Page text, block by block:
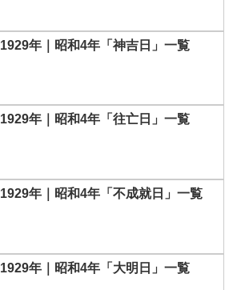
1929年｜昭和4年「神吉日」一覧
1929年｜昭和4年「往亡日」一覧
1929年｜昭和4年「不成就日」一覧
1929年｜昭和4年「大明日」一覧